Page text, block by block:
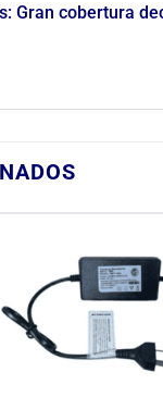
Gran cobertura